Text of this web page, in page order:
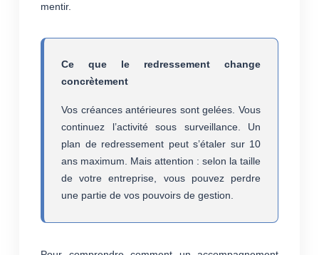
mentir.
Ce que le redressement change
concrètement
Vos créances antérieures sont gelées. Vous
continuez l’activité sous surveillance. Un
plan de redressement peut s’étaler sur 10
ans maximum. Mais attention : selon la taille
de votre entreprise, vous pouvez perdre
une partie de vos pouvoirs de gestion.